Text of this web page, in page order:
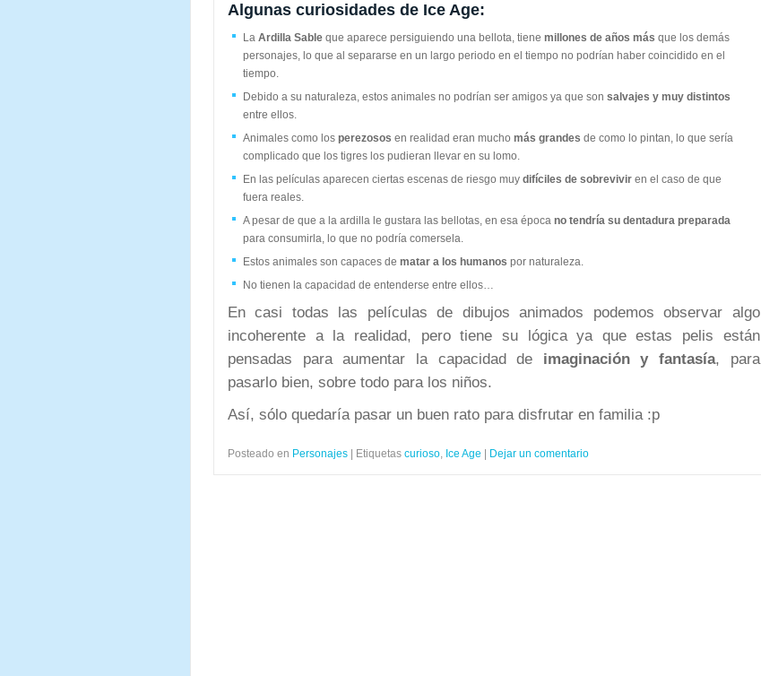
Algunas curiosidades de Ice Age:
La Ardilla Sable que aparece persiguiendo una bellota, tiene millones de años más que los demás
personajes, lo que al separarse en un largo periodo en el tiempo no podrían haber coincidido en el
tiempo.
Debido a su naturaleza, estos animales no podrían ser amigos ya que son salvajes y muy distintos
entre ellos.
Animales como los perezosos en realidad eran mucho más grandes de como lo pintan, lo que sería
complicado que los tigres los pudieran llevar en su lomo.
En las películas aparecen ciertas escenas de riesgo muy difíciles de sobrevivir en el caso de que
fuera reales.
A pesar de que a la ardilla le gustara las bellotas, en esa época no tendría su dentadura preparada
para consumirla, lo que no podría comersela.
Estos animales son capaces de matar a los humanos por naturaleza.
No tienen la capacidad de entenderse entre ellos…
En casi todas las películas de dibujos animados podemos observar algo
incoherente a la realidad, pero tiene su lógica ya que estas pelis están
pensadas para aumentar la capacidad de imaginación y fantasía, para
pasarlo bien, sobre todo para los niños.
Así, sólo quedaría pasar un buen rato para disfrutar en familia :p
Posteado en Personajes Etiquetas curioso, Ice Age Dejar un comentario